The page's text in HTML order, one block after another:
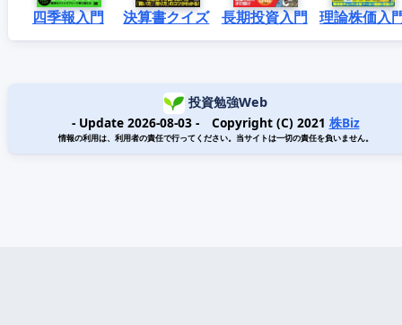
四季報入門 決算書クイズ 長期投資入門 理論株価入
投資勉強Web
- Update 2026-08-03 - Copyright (C) 2021 株Biz
情報の利用は、利用者の責任で行ってください。当サイトは一切の責任を負いません。